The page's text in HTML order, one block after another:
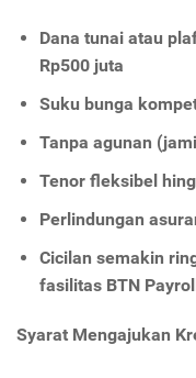
Dana tunai atau
Rp500 juta
Suku bunga
Tanpa agunan
Tenor fleksibel
Perlindungan
Cicilan semakin
fasilitas BTN
Syarat Mengajukan